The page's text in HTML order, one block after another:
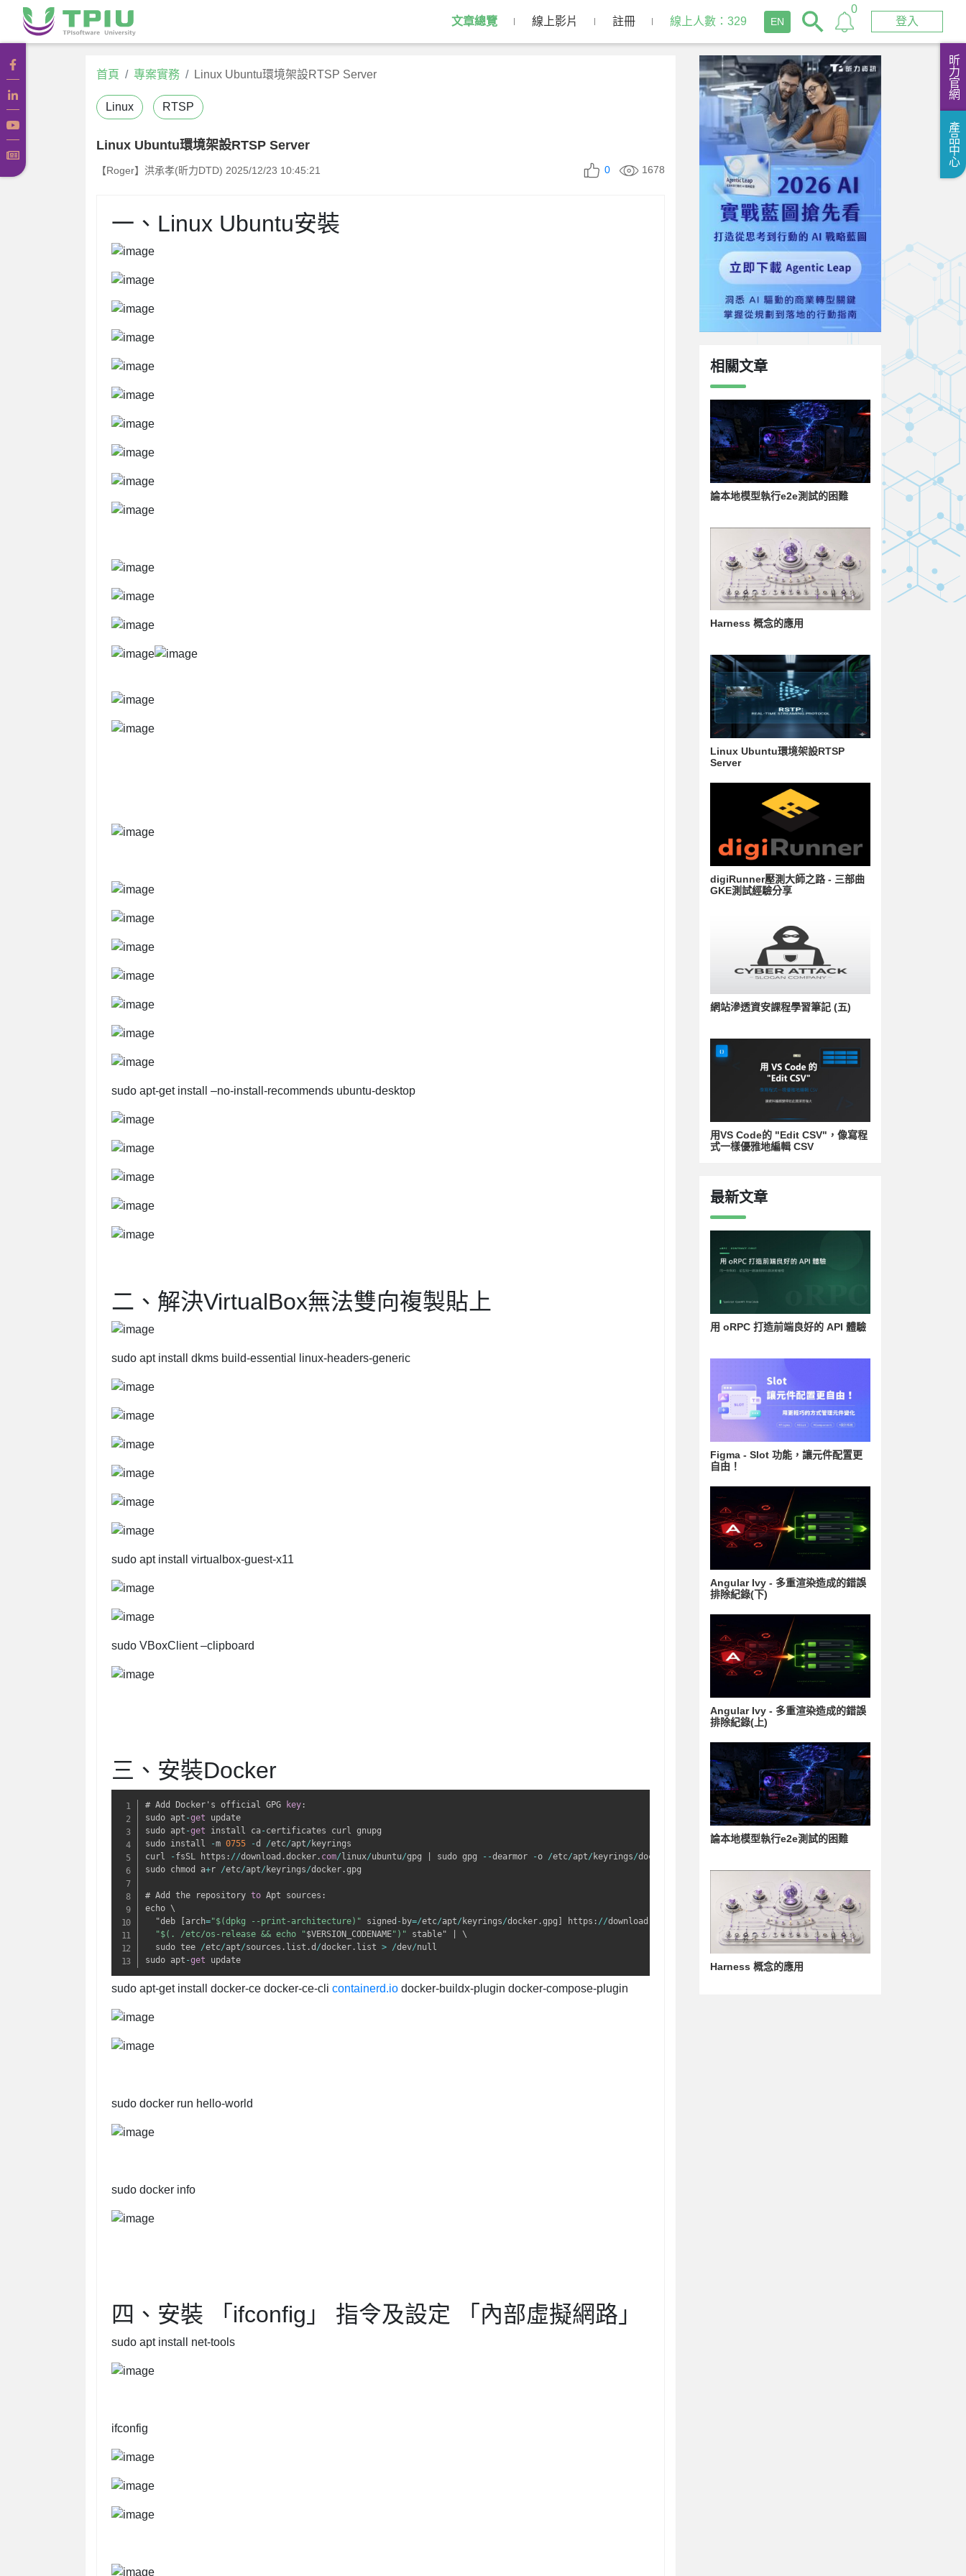
文章總覽 線上影片 註冊 線上人數：329 EN
0
登入
昕力官網
產品中心
首頁 專案實務 Linux Ubuntu環境架設RTSP Server
Linux RTSP
Linux Ubuntu環境架設RTSP Server
【Roger】洪承孝(昕力DTD) 2025/12/23 10:45:21 0 1678
一、Linux Ubuntu安裝
sudo apt-get install –no-install-recommends ubuntu-desktop
二、解決VirtualBox無法雙向複製貼上
sudo apt install dkms build-essential linux-headers-generic
sudo apt install virtualbox-guest-x11
sudo VBoxClient–clipboard
三、安裝Docker
# Add Docker's official GPG key:
sudo apt -get update
sudo apt -get install ca- certificates curl gnupg
sudo install
-m 0755 -d /etc/apt/ keyrings
curl
- fsSL https : //download.docker. com/ linux/ubuntu/gpg | sudo gpg - -dearmor -o /etc/apt/ keyrings/docker.gpg
sudo chmod a+r /etc/apt/ keyrings/docker.gpg
# Add the repository to Apt sources :
echo \
  "deb [arch
="$(dpkg --print-architecture)" signed - by=/etc/apt/ keyrings/docker.gpg] https : //download.docker. linux /ubuntu \
"$(. /etc/os-release && echo "$VERSION_CODENAME")" stable" | \
  sudo tee
/etc/apt/sources.list.d /docker.list > /dev/null
sudo apt -get update
sudo apt-get install docker-ce docker-ce-cli containerd.io docker-buildx-plugin docker-compose-plugin
sudo docker run hello-world
sudo docker info
四、安裝 「ifconfig」 指令及設定 「內部虛擬網路」
sudo apt install net-tools
ifconfig
相關文章
論本地模型執行e2e測試的困難
Harness 概念的應用
Linux Ubuntu環境架設RTSP
Server
digiRunner壓測大師之路 - 三部曲
GKE測試經驗分享
網站滲透資安課程學習筆記 (五)
用VS Code的 "Edit CSV"，像寫程
式一樣優雅地編輯 CSV
最新文章
用 oRPC 打造前端良好的 API 體驗
Figma - Slot 功能，讓元件配置更
自由！
Angular Ivy - 多重渲染造成的錯誤
排除紀錄(下)
Angular Ivy - 多重渲染造成的錯誤
排除紀錄(上)
論本地模型執行e2e測試的困難
Harness 概念的應用